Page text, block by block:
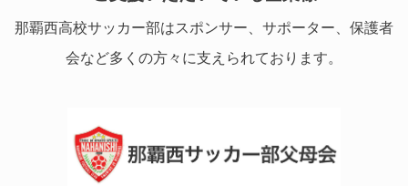
那覇西高校サッカー部はスポンサー、サポーター、保護者
会など多くの方々に支えられております。